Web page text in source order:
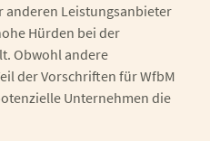
anderen Leistungsanbieter
Hürden bei der
Obwohl andere
der Vorschriften für WfbM
Unternehmen die